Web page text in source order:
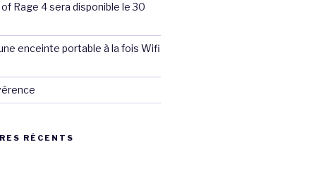
Rage 4 sera disponible le 30
enceinte portable à la fois Wifi
RÉCENTS